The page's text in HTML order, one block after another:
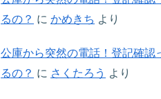
るの？ に かめきち より
公庫から突然の電話！登記確認
るの？ に さくたろう より